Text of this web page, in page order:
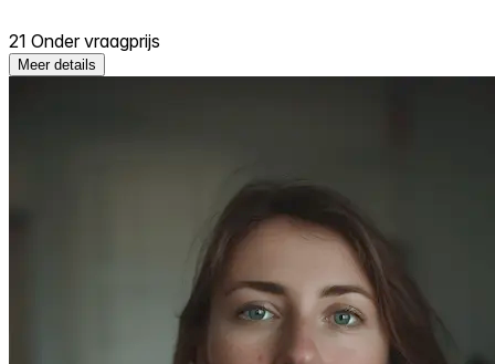
21 Onder vraagprijs
Meer details